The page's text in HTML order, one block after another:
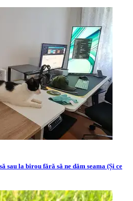
sau la birou fără să ne dăm seama (Și ce